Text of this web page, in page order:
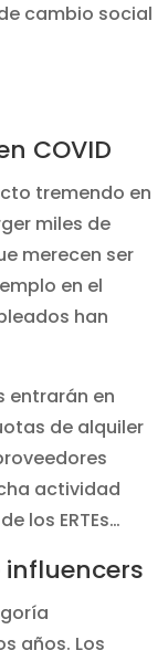
cambio social
COVID
tremendo en
miles de
merecen ser
en el
han
entrarán en
de alquiler
actividad
los ERTEs…
años. Los